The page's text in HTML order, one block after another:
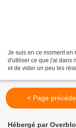
Je suis en ce moment en
d'utiliser ce que j'ai dans
et de vider un peu les
< Page
Hébergé par